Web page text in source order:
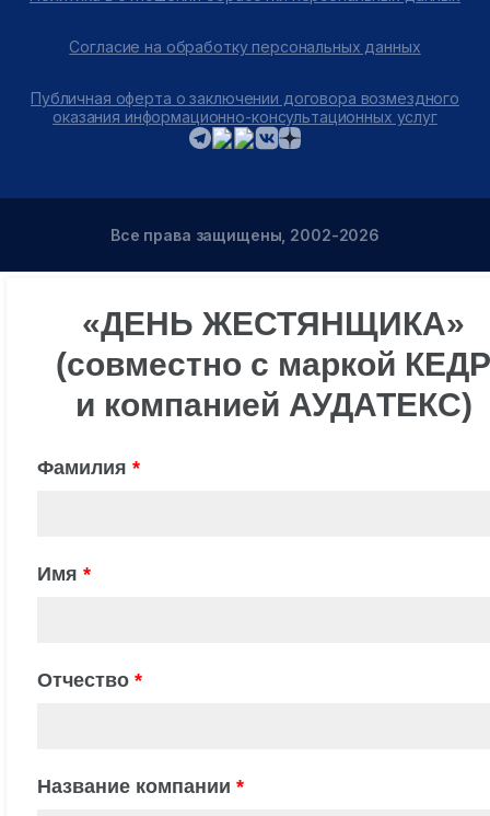
Согласие на обработку персональных данных
Публичная оферта о заключении договора возмездного
оказания информационно-консультационных услуг
Все права защищены, 2002-2026